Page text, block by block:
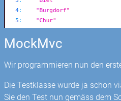
MockMvc
Wir programmieren nun den
Die Testklasse wurde ja schon
Sie den Test nun gemäss dem